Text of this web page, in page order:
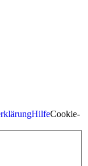
HilfeCookie-